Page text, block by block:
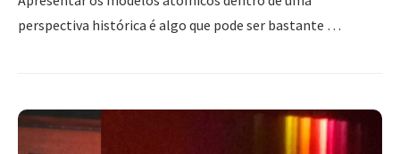
perspectiva histórica é algo que pode ser bastante …